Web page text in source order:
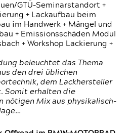
GTÜ-Seminarstandort +
+ Lackaufbau beim
im Handwerk + Mängel und
+ Emissionsschäden Modul
+ Workshop Lackierung +
beleuchtet das Thema
den drei üblichen
dem Lackhersteller
Somit erhalten die
nötigen Mix aus physikalisch-